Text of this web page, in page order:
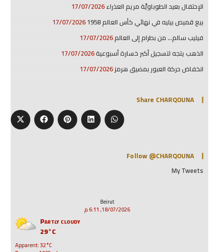
الإحتفال بعيد الطوباويَّة مريم العذراء17/07/2026
بيع قميص بيليه في نهائي كأس العالم 1958
17/07/2026
فيليب سالم… من بطرام إلى العالم17/07/2026
الذهب يتجه لتسجيل أكبر خسارة أسبوعية17/07/2026
انخفاض حركة العبور بمضيق هرمز17/07/2026
Share CHARQOUNA
Follow @CHARQOUNA
My Tweets
Beirut
18/07/2026, 6:11 م
Partly cloudy
29°C
Apparent: 32°C